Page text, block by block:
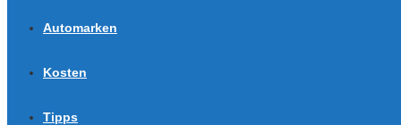
Automarken
Kosten
Tipps